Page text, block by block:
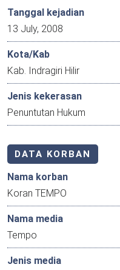
Tanggal kejadian
13 July, 2008
Kota/Kab
Kab. Indragiri Hilir
Jenis kekerasan
Penuntutan Hukum
DATA KORBAN
Nama korban
Koran TEMPO
Nama media
Tempo
Jenis media